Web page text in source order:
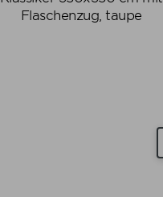
Flaschenzug, taupe